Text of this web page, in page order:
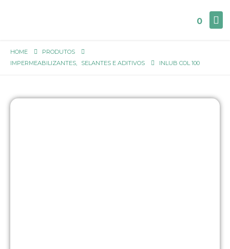
0
HOME
PRODUTOS
IMPERMEABILIZANTES, SELANTES E ADITIVOS INLUB COL 100